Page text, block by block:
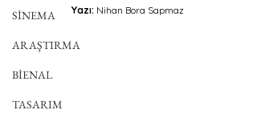
SİNEMA
ARAŞTIRMA
BİENAL
TASARIM
Yazı: Nihan Bora Sapmaz